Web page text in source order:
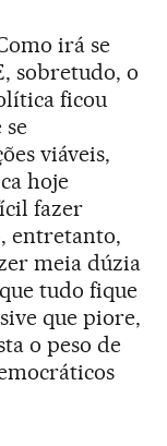
irá se
sobretudo, o
ficou
se
viáveis,
hoje
fazer
entretanto,
meia dúzia
tudo fique
que piore,
o peso de